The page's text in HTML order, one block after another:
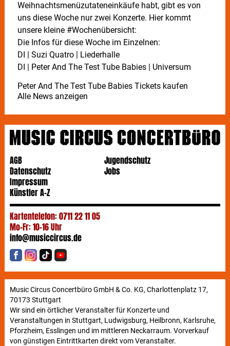
Weihnachtsmenüzutateneinkäufe habt, gibt es von
uns diese Woche nur zwei Konzerte. Hier kommt
unsere kleine #Wochenübersicht:
Die Infos für diese Woche im Einzelnen:
DI | Suzi Quatro | Liederhalle
DI | Peter And The Test Tube Babies | Universum
Peter And The Test Tube Babies Tickets kaufen
Alle News anzeigen
AGB
Datenschutz
Impressum
Jugendschutz
Jobs
Künstler A-Z
Kartentelefon: 0711 22 11 05
Mo-Fr: 10-16 Uhr
info@musiccircus.de
Music Circus Concertbüro GmbH & Co. KG, Charlottenplatz 17,
70173 Stuttgart
Wir sind ein örtlicher Veranstalter für Konzerte und
Veranstaltungen in Stuttgart, Ludwigsburg, Heilbronn, Karlsruhe,
Pforzheim, Esslingen und im mittleren Neckarraum. Vorverkauf
von günstigen Eintrittkarten direkt vom Veranstalter.